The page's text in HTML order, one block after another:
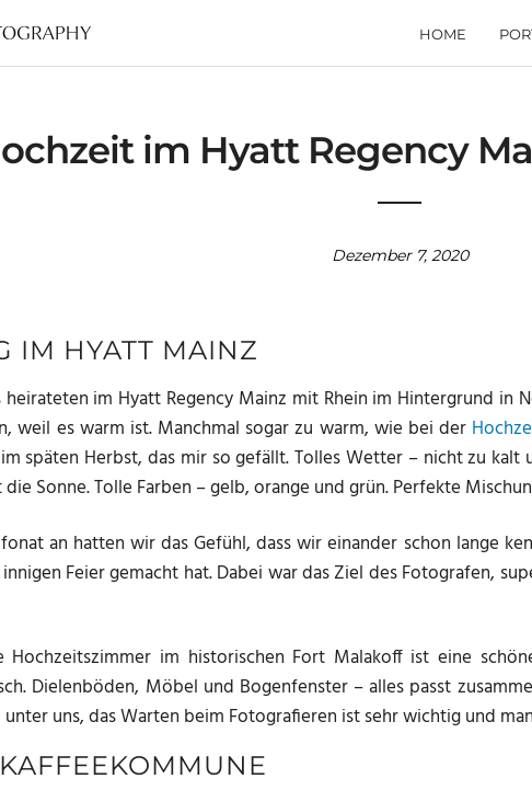
HOME
im Hyatt Regency
Dezember 7, 2020
IM HYATT MAINZ
heirateten im Hyatt Regency Mainz mit Rhein im Hintergrund in
weil es warm ist. Manchmal sogar zu warm, wie bei der
späten Herbst, das mir so gefällt. Tolles Wetter – nicht zu
Sonne. Tolle Farben – gelb, orange und grün. Perfekte
an hatten wir das Gefühl, dass wir einander schon lange
Feier gemacht hat. Dabei war das Ziel des Fotografen,
Hochzeitszimmer im historischen Fort Malakoff ist eine
Dielenböden, Möbel und Bogenfenster – alles passt
unter uns, das Warten beim Fotografieren ist sehr wichtig und